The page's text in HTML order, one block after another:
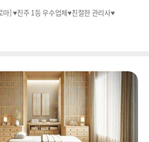
마] ♥진주 1등 우수업체♥친절한 관리사♥